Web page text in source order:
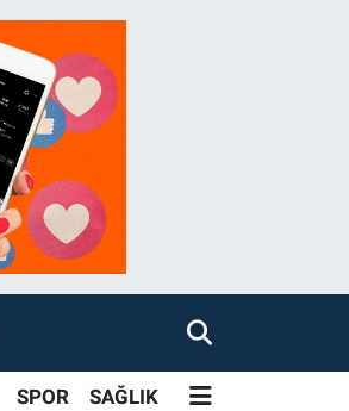
SPOR SAĞLIK